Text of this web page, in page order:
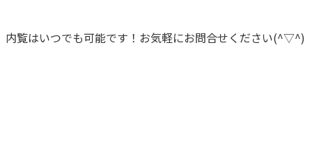
内覧はいつでも可能です！お気軽にお問合せください(^▽^)